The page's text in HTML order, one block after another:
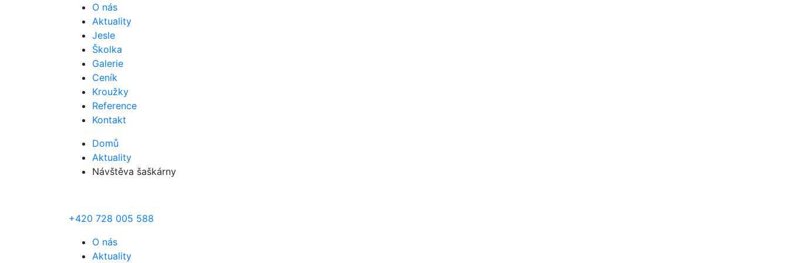
O nás
Aktuality
Jesle
Školka
Galerie
Ceník
Kroužky
Reference
Kontakt
Domů
Aktuality
Návštěva šaškárny
+420 728 005 588
O nás
Aktuality